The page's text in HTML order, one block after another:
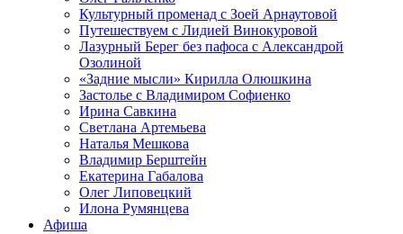
Культурный променад с Зоей Арнаутовой
Путешествуем с Лидией Винокуровой
Лазурный Берег без пафоса с Александрой
Озолиной
«Задние мысли» Кирилла Олюшкина
Застолье с Владимиром Софиенко
Ирина Савкина
Светлана Артемьева
Наталья Мешкова
Владимир Берштейн
Екатерина Габалова
Олег Липовецкий
Илона Румянцева
Афиша